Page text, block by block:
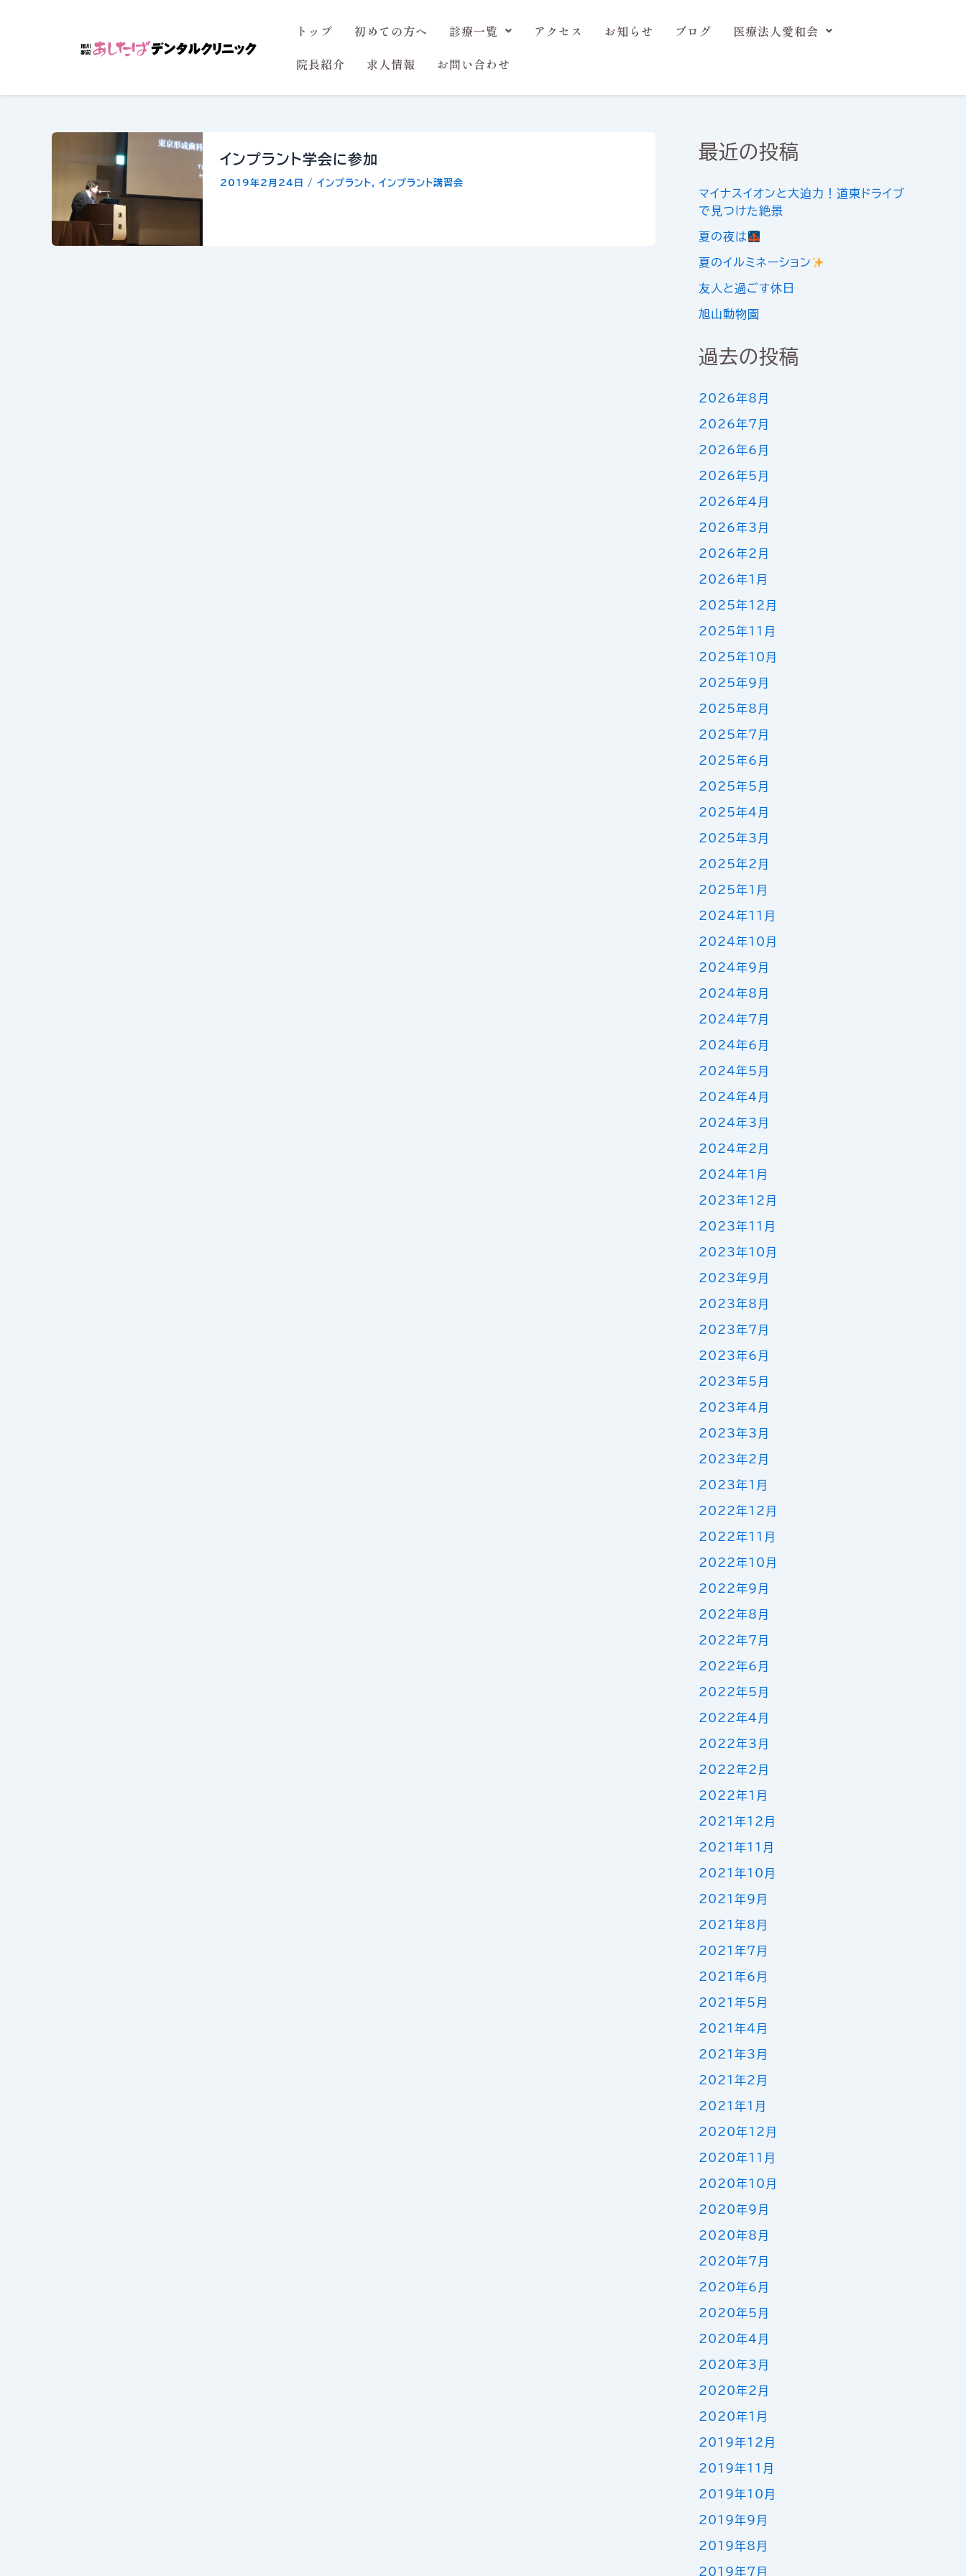
トップ 初めての方へ 診療一覧 アクセス お知らせ ブログ
医療法人愛和会
院長紹介
求人情報 お問い合わせ
インプラント学会に参加
2019年2月24日 / インプラント, インプラント講習会
最近の投稿
マイナスイオンと大迫力！道東ドライブ
で見つけた絶景
夏の夜は
夏のイルミネーション
友人と過ごす休日
旭山動物園
過去の投稿
2026年8月
2026年7月
2026年6月
2026年5月
2026年4月
2026年3月
2026年2月
2026年1月
2025年12月
2025年11月
2025年10月
2025年9月
2025年8月
2025年7月
2025年6月
2025年5月
2025年4月
2025年3月
2025年2月
2025年1月
2024年11月
2024年10月
2024年9月
2024年8月
2024年7月
2024年6月
2024年5月
2024年4月
2024年3月
2024年2月
2024年1月
2023年12月
2023年11月
2023年10月
2023年9月
2023年8月
2023年7月
2023年6月
2023年5月
2023年4月
2023年3月
2023年2月
2023年1月
2022年12月
2022年11月
2022年10月
2022年9月
2022年8月
2022年7月
2022年6月
2022年5月
2022年4月
2022年3月
2022年2月
2022年1月
2021年12月
2021年11月
2021年10月
2021年9月
2021年8月
2021年7月
2021年6月
2021年5月
2021年4月
2021年3月
2021年2月
2021年1月
2020年12月
2020年11月
2020年10月
2020年9月
2020年8月
2020年7月
2020年6月
2020年5月
2020年4月
2020年3月
2020年2月
2020年1月
2019年12月
2019年11月
2019年10月
2019年9月
2019年8月
2019年7月